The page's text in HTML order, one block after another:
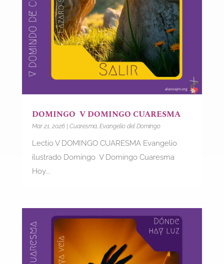
DOMINGO V DOMINGO CUARESMA
Mar 21, 2026| Cuaresma, Evangelio del Domingo
Lectio V DOMINGO CUARESMA Evangelio
ilustrado Domingo V Domingo Cuaresma
Hoy...